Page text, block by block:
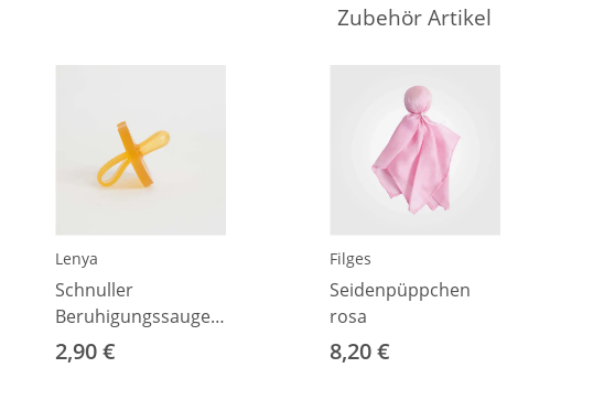
Zubehör Artikel
Lenya
Schnuller
Beruhigungssauger
Tropfenform 0-6
Monate
2,90 €
Filges
Seidenpüppchen
rosa
8,20 €